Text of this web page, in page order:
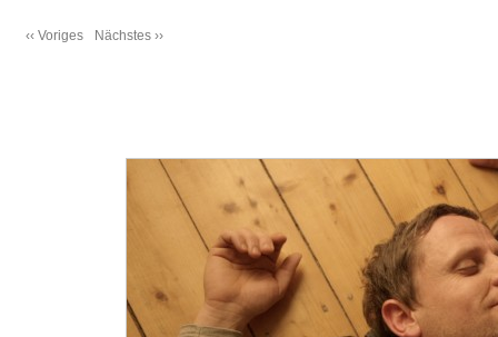
‹‹ Voriges Nächstes ››